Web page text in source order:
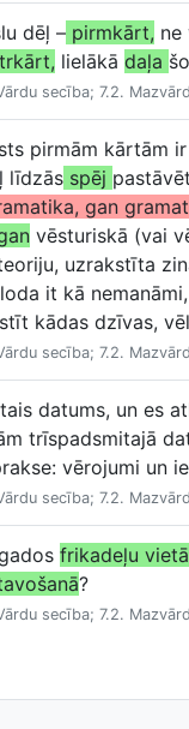
dēļ – pirmkārt, ne
lielākā daļa
secība; 7.2.
pirmām kārtām
līdzās spēj pastāvēt
gan
vēsturiskā (vai
uzrakstīta
it kā
kādas dzīvas,
secība; 7.2.
datums, un es
trīspadsmitajā
vērojumi un
secība; 7.2.
frikadeļu vietā
?
secība; 7.2.